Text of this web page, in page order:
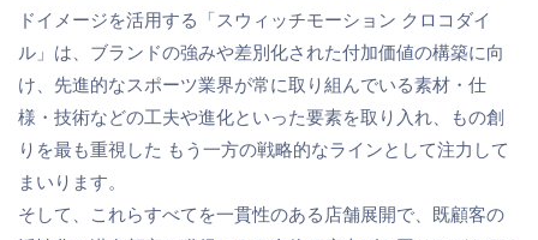
ドイメージを活用する「スウィッチモーション クロコダイ
ル」は、ブランドの強みや差別化された付加価値の構築に向
け、先進的なスポーツ業界が常に取り組んでいる素材・仕
様・技術などの工夫や進化といった要素を取り入れ、もの創
りを最も重視した もう一方の戦略的なラインとして注力して
まいります。
そして、これらすべてを一貫性のある店舗展開で、既顧客の